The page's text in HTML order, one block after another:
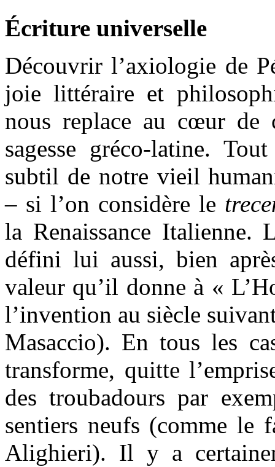
Écriture universelle
Découvrir l’axiologie de
joie littéraire et
nous replace au cœur de
sagesse gréco-latine.
subtil de notre vieil
– si l’on considère le
la Renaissance Italienne.
défini lui aussi, bien
valeur qu’il donne à «
l’invention au siècle
Masaccio). En tous les
transforme, quitte
des troubadours par
sentiers neufs (comme le
Alighieri). Il y a